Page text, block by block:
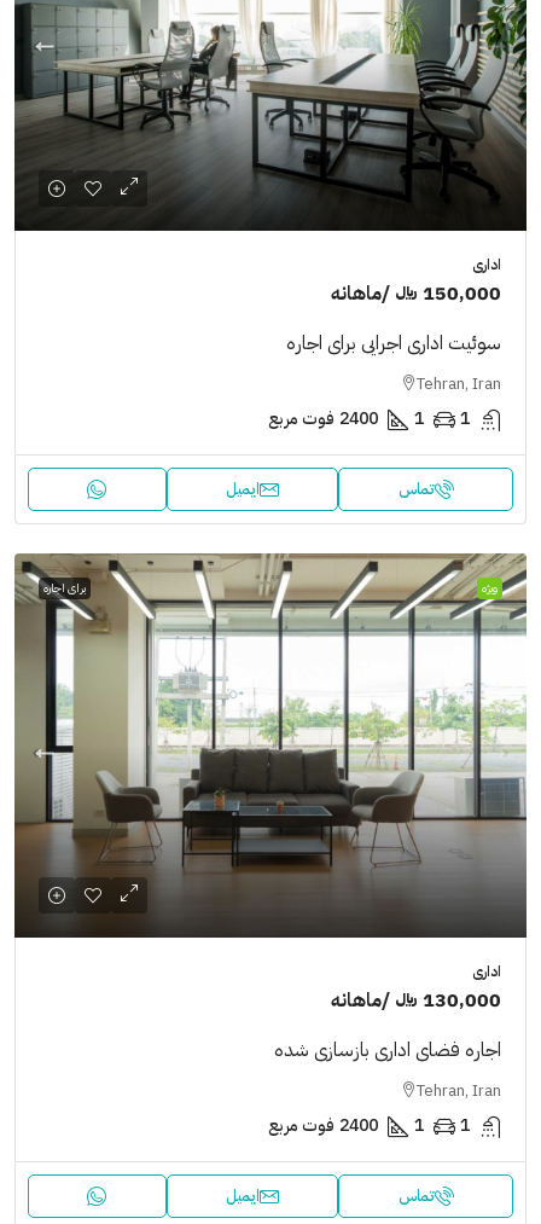
اداری
150,000 ﷼
/ماهانه
سوئیت اداری اجرایی برای اجاره
Tehran, Iran
1
1
2400 فوت مربع
تماس ایمیل
ویژه برای اجاره
اداری
130,000 ﷼
/ماهانه
اجاره فضای اداری بازسازی شده
Tehran, Iran
1
1
2400 فوت مربع
تماس ایمیل